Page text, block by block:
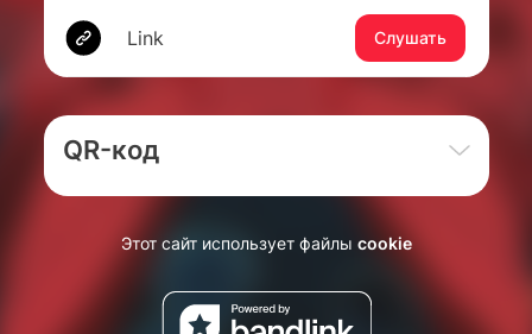
Link Слушать
QR-код
Этот сайт использует файлы cookie